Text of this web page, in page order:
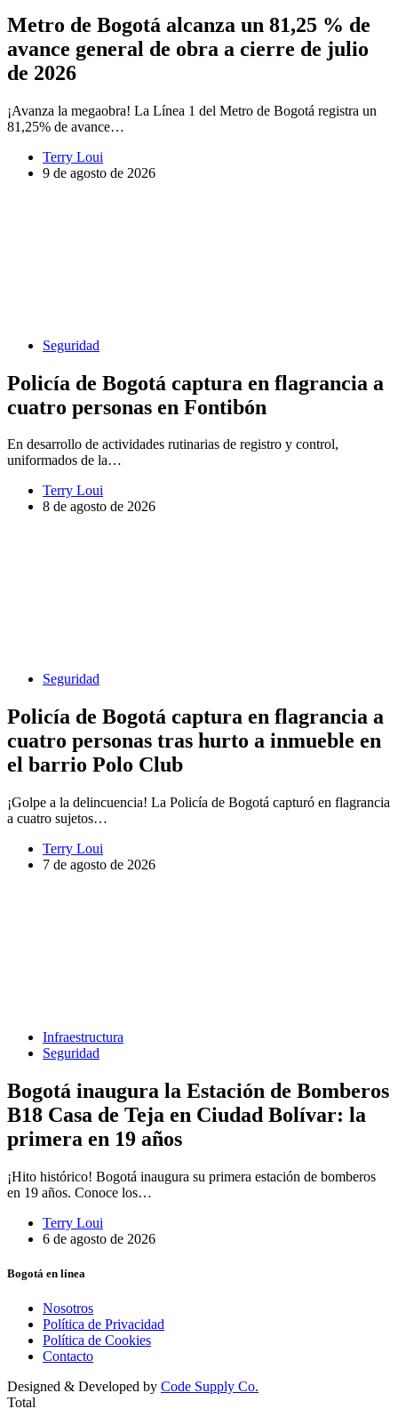
Metro de Bogotá alcanza un 81,25 % de
avance general de obra a cierre de julio
de 2026
¡Avanza la megaobra! La Línea 1 del Metro de Bogotá registra un
81,25% de avance…
Terry Loui
9 de agosto de 2026
Seguridad
Policía de Bogotá captura en flagrancia a
cuatro personas en Fontibón
En desarrollo de actividades rutinarias de registro y control,
uniformados de la…
Terry Loui
8 de agosto de 2026
Seguridad
Policía de Bogotá captura en flagrancia a
cuatro personas tras hurto a inmueble en
el barrio Polo Club
¡Golpe a la delincuencia! La Policía de Bogotá capturó en flagrancia
a cuatro sujetos…
Terry Loui
7 de agosto de 2026
Infraestructura
Seguridad
Bogotá inaugura la Estación de Bomberos
B18 Casa de Teja en Ciudad Bolívar: la
primera en 19 años
¡Hito histórico! Bogotá inaugura su primera estación de bomberos
en 19 años. Conoce los…
Terry Loui
6 de agosto de 2026
Bogotá en línea
Nosotros
Política de Privacidad
Política de Cookies
Contacto
Designed & Developed by Code Supply Co.
Total